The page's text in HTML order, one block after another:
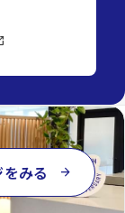
みる arrow_forward